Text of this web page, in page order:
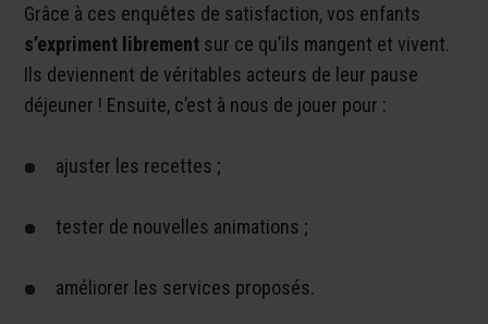
Grâce à ces enquêtes de satisfaction, vos enfants
s’expriment librement sur ce qu’ils mangent et vivent.
Ils deviennent de véritables acteurs de leur pause
déjeuner ! Ensuite, c’est à nous de jouer pour :
ajuster les recettes ;
tester de nouvelles animations ;
améliorer les services proposés.